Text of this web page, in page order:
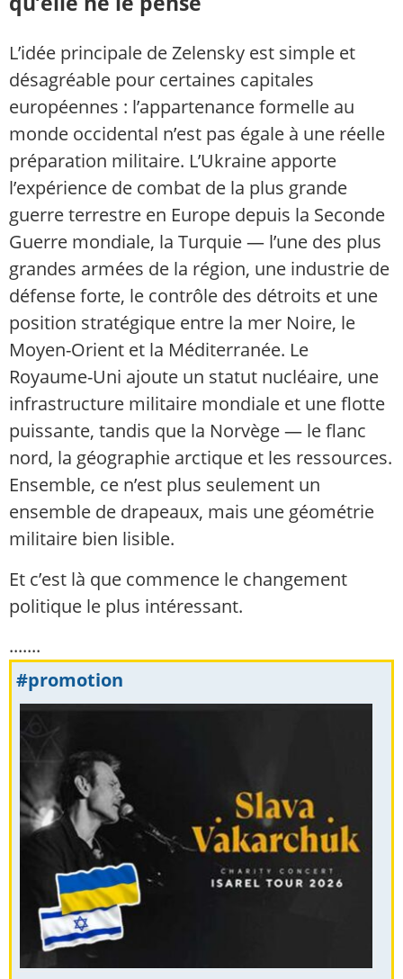
L’idée principale de Zelensky est simple et
désagréable pour certaines capitales
européennes : l’appartenance formelle au
monde occidental n’est pas égale à une réelle
préparation militaire. L’Ukraine apporte
l’expérience de combat de la plus grande
guerre terrestre en Europe depuis la Seconde
Guerre mondiale, la Turquie — l’une des plus
grandes armées de la région, une industrie de
défense forte, le contrôle des détroits et une
position stratégique entre la mer Noire, le
Moyen-Orient et la Méditerranée. Le
Royaume-Uni ajoute un statut nucléaire, une
infrastructure militaire mondiale et une flotte
puissante, tandis que la Norvège — le flanc
nord, la géographie arctique et les ressources.
Ensemble, ce n’est plus seulement un
ensemble de drapeaux, mais une géométrie
militaire bien lisible.
Et c’est là que commence le changement
politique le plus intéressant.
.......
#promotion